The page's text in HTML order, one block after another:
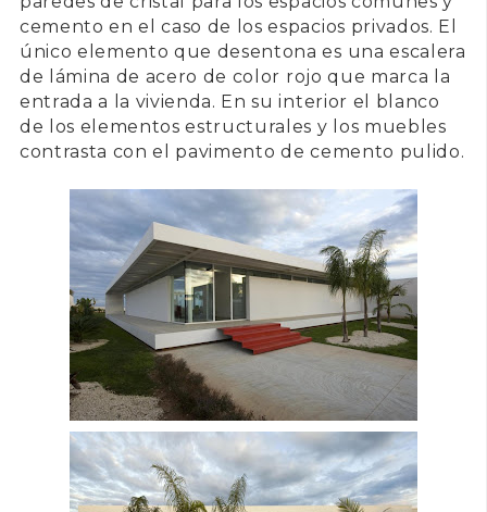
cemento en el caso de los espacios privados. El
único elemento que desentona es unaescalera
de lámina de acero de color rojo que marca la
entrada a la vivienda. En su interior el blanco
de los elementos estructurales y los muebles
contrasta con el pavimento de cemento pulido.